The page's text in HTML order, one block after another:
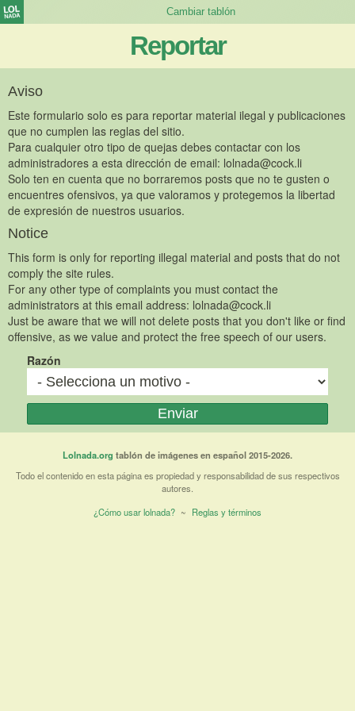
Reportar
Aviso
Este formulario solo es para reportar material ilegal y publicaciones
que no cumplen las reglas del sitio.
Para cualquier otro tipo de quejas debes contactar con los
administradores a esta dirección de email: lolnada@cock.li
Solo ten en cuenta que no borraremos posts que no te gusten o
encuentres ofensivos, ya que valoramos y protegemos la libertad
de expresión de nuestros usuarios.
Notice
This form is only for reporting illegal material and posts that do not
comply the site rules.
For any other type of complaints you must contact the
administrators at this email address: lolnada@cock.li
Just be aware that we will not delete posts that you don't like or find
offensive, as we value and protect the free speech of our users.
Razón
Lolnada.org tablón de imágenes en español 2015-2026.
Todo el contenido en esta página es propiedad y responsabilidad de sus respectivos
autores.
¿Cómo usar lolnada? ~ Reglas y términos